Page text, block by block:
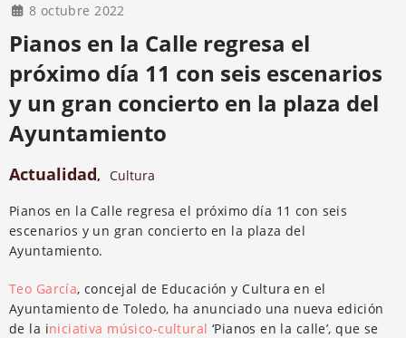
8 octubre 2022
Pianos en la Calle regresa el
próximo día 11 con seis escenarios
y un gran concierto en la plaza del
Ayuntamiento
Actualidad, Cultura
Pianos en la Calle regresa el próximo día 11 con seis
escenarios y un gran concierto en la plaza del
Ayuntamiento.
Teo García, concejal de Educación y Cultura en el
Ayuntamiento de Toledo, ha anunciado una nueva edición
de la iniciativa músico-cultural ‘Pianos en la calle’, que se